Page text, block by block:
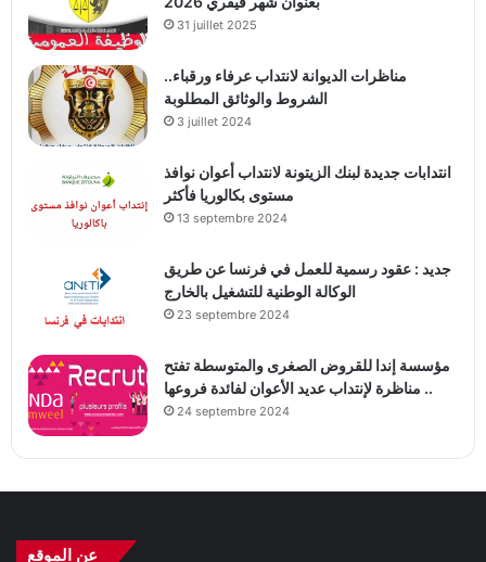
31 juillet 2025
مناظرات الديوانة لانتداب عرفاء ورقباء..
الشروط والوثائق المطلوبة
3 juillet 2024
انتدابات جديدة لبنك الزيتونة لانتداب أعوان نوافذ
مستوى بكالوريا فأكثر
13 septembre 2024
جديد : عقود رسمية للعمل في فرنسا عن طريق
الوكالة الوطنية للتشغيل بالخارج
23 septembre 2024
مؤسسة إندا للقروض الصغرى والمتوسطة تفتح
مناظرة لإنتداب عديد الأعوان لفائدة فروعها ..
24 septembre 2024
عن الموقع